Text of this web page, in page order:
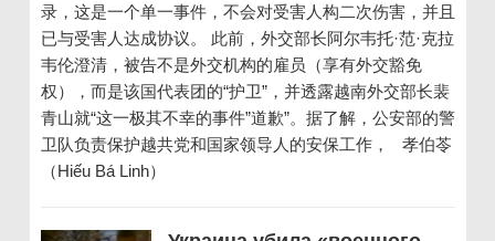
录，这是一个单一事件，不会对受害人构二次伤害，并且
已与受害人达成协议。 此前，外交部长阿尔韦托·范·克拉
韦伦澄清，被告不是外交机构的雇员（享有外交豁免
权），而是该国代表团的“护卫”，并透露越南外交部长裴
青山就“这一极其不幸的事件”道歉”。据了解，公安部的警
卫队负责保护越共党和国家领导人的安保工作， 孝伯苓
（Hiếu Bá Linh）